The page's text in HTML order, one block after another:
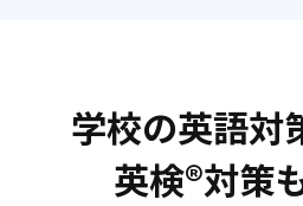
学校の英語対
英検®︎対策